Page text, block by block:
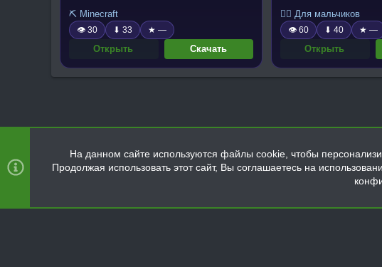
⛏️ Minecraft
👁 30 ⬇ 33 ★ —
Открыть Скачать
🧍‍♂️ Для мальчиков
👁 60 ⬇ 40 ★ —
Открыть
На данном сайте используются файлы cookie, чтобы
Продолжая использовать этот сайт, Вы соглашаетесь на